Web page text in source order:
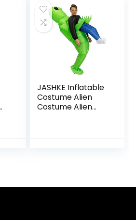
Travel,
Photography,
Rainbow Peace
JASHKE Inflatable
Costume Alien
Costume Alien